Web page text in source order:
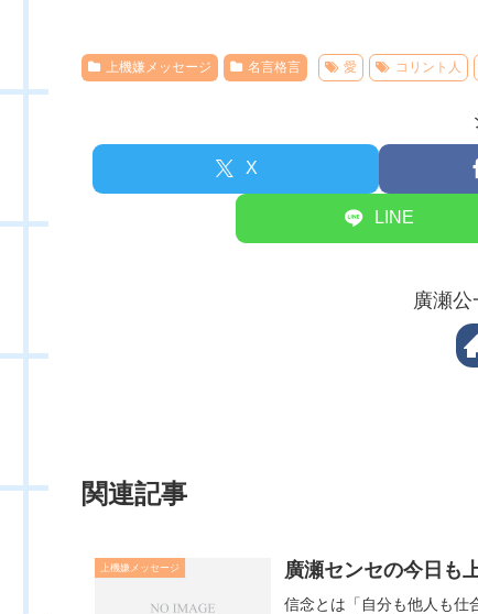
上機嫌メッセージ 名言格言 愛 コリント人
X
LINE
廣瀬
関連記事
上機嫌メッセージ 廣瀬センセの今日も
信念とは「自分も他人も仕